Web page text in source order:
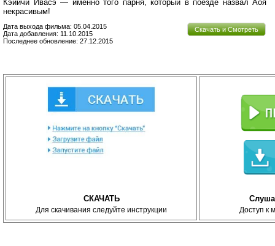
Кэйичи Ивасэ — именно того парня, который в поезде назвал Аоя
некрасивым!
Скачать и Смотреть
Дата выхода фильма: 05.04.2015
Дата добавления: 11.10.2015
Последнее обновление: 27.12.2015
СКАЧАТЬ
Для скачивания следуйте инструкции Доступ к